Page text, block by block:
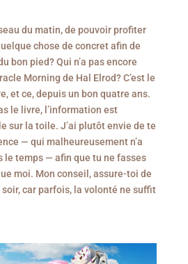
du matin, de pouvoir profiter
chose de concret afin de
bon pied? Qui n’a pas encore
Morning de Hal Elrod? C’est le
et ce, depuis un bon quatre ans.
le livre, l’information est
sur la toile. J’ai plutôt envie de te
— qui malheureusement n’a
le temps — afin que tu ne fasses
moi. Mon conseil, assure-toi de
car parfois, la volonté ne suffit